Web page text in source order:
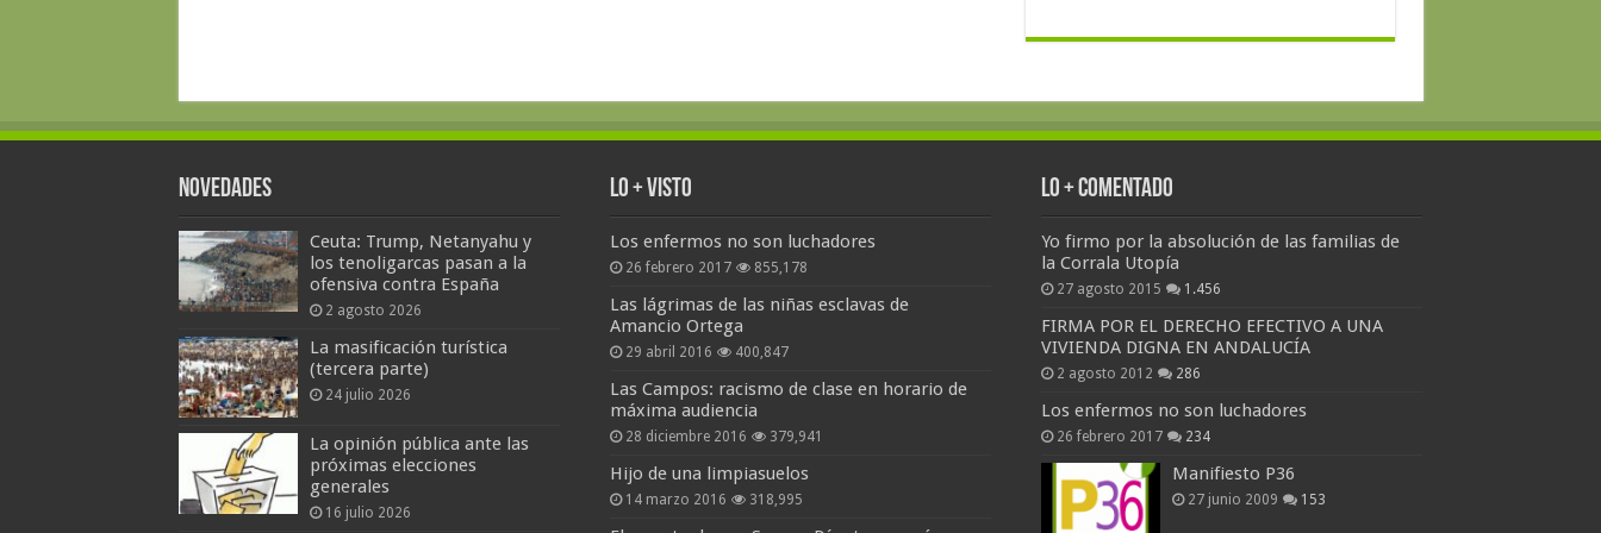
Novedades
Ceuta: Trump, Netanyahu y
los tenoligarcas pasan a la
ofensiva contra España
2 agosto 2026
La masificación turística
(tercera parte)
24 julio 2026
La opinión pública ante las
próximas elecciones
generales
16 julio 2026
Lo + Visto
Los enfermos no son luchadores
26 febrero 2017 855,178
Las lágrimas de las niñas esclavas de
Amancio Ortega
29 abril 2016 400,847
Las Campos: racismo de clase en horario de
máxima audiencia
28 diciembre 2016 379,941
Hijo de una limpiasuelos
14 marzo 2016 318,995
Lo + Comentado
Yo firmo por la absolución de las familias de
la Corrala Utopía
27 agosto 2015 1.456
FIRMA POR EL DERECHO EFECTIVO A UNA
VIVIENDA DIGNA EN ANDALUCÍA
2 agosto 2012 286
Los enfermos no son luchadores
26 febrero 2017 234
Manifiesto P36
27 junio 2009 153